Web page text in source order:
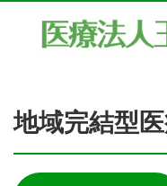
地域完結型